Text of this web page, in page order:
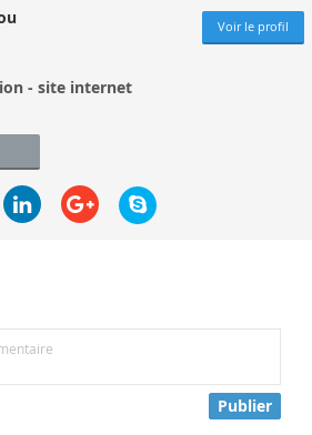
Voir le profil
- site internet
Publier